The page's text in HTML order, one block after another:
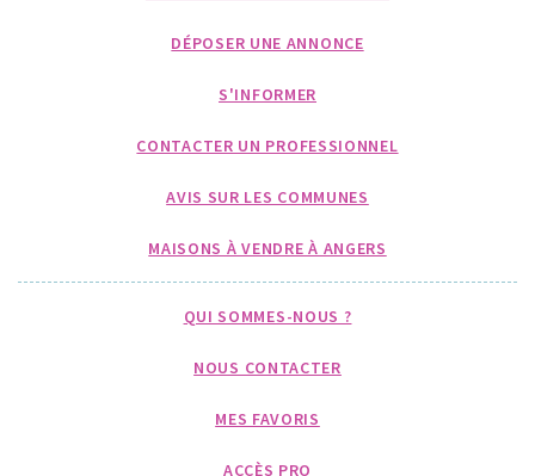
DÉPOSER UNE ANNONCE
S'INFORMER
CONTACTER UN PROFESSIONNEL
AVIS SUR LES COMMUNES
MAISONS À VENDRE À ANGERS
QUI SOMMES-NOUS ?
NOUS CONTACTER
MES FAVORIS
ACCÈS PRO